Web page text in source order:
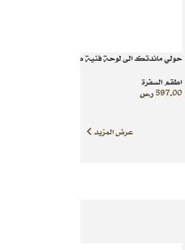
حولي مائدتك الى لوحة فنية طقم سفرة سيراميك 60 قطعة
اطقم السفرة
597.00 ر.س
عرض المزيد